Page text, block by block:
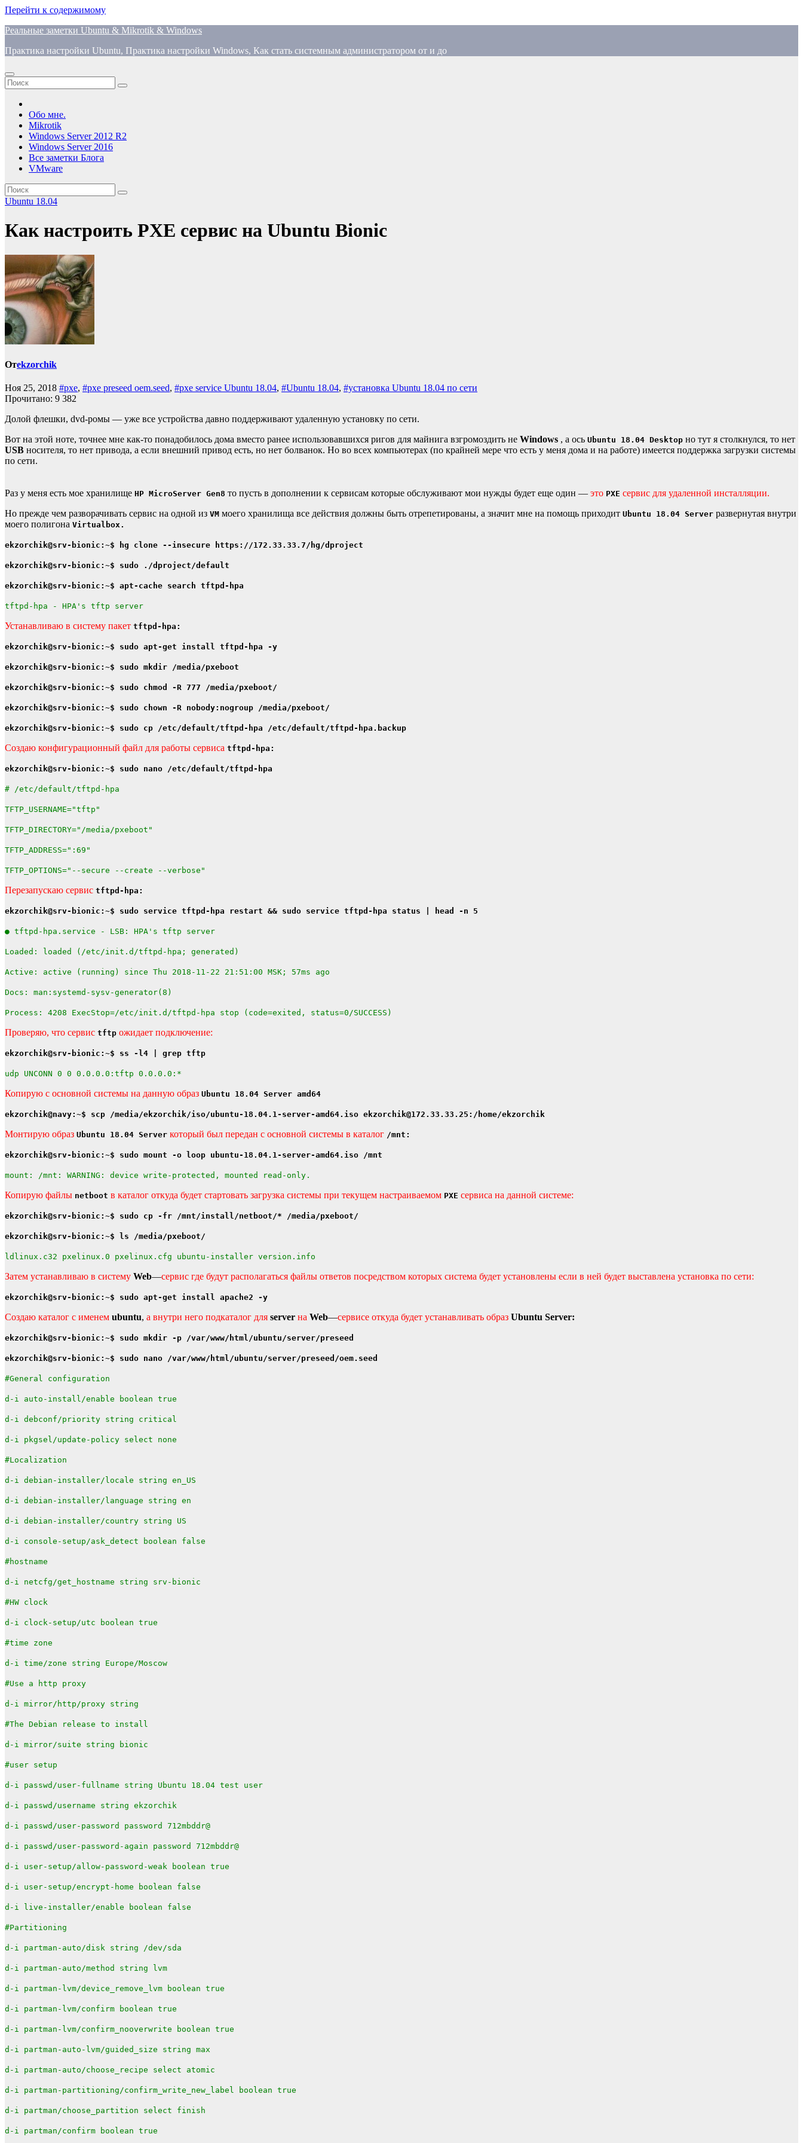
Перейти к содержимому
Реальные заметки Ubuntu & Mikrotik & Windows
Практика настройки Ubuntu, Практика настройки Windows, Как стать системным администратором от и до
Обо мне.
Mikrotik
Windows Server 2012 R2
Windows Server 2016
Все заметки Блога
VMware
Ubuntu 18.04
Как настроить PXE сервис на Ubuntu Bionic
Отekzorchik
Ноя 25, 2018 #pxe, #pxe preseed oem.seed, #pxe service Ubuntu 18.04, #Ubuntu 18.04, #установка Ubuntu 18.04 по сети
Прочитано: 9 382
Долой флешки, dvd-ромы — уже все устройства давно поддерживают удаленную установку по сети.
Вот на этой ноте, точнее мне как-то понадобилось дома вместо ранее использовавшихся ригов для майнига взгромоздить не Windows , а ось Ubuntu 18.04 Desktop но тут я столкнулся, то нет
USB носителя, то нет привода, а если внешний привод есть, но нет болванок. Но во всех компьютерах (по крайней мере что есть у меня дома и на работе) имеется поддержка загрузки системы
по сети.
Раз у меня есть мое хранилище HP MicroServer Gen8 то пусть в дополнении к сервисам которые обслуживают мои нужды будет еще один — это PXE сервис для удаленной инсталляции.
Но прежде чем разворачивать сервис на одной из VM моего хранилища все действия должны быть отрепетированы, а значит мне на помощь приходит Ubuntu 18.04 Server развернутая внутри
моего полигона Virtualbox.
ekzorchik@srv-bionic:~$ hg clone --insecure https://172.33.33.7/hg/dproject
ekzorchik@srv-bionic:~$ sudo ./dproject/default
ekzorchik@srv-bionic:~$ apt-cache search tftpd-hpa
tftpd-hpa - HPA's tftp server
Устанавливаю в систему пакет tftpd-hpa:
ekzorchik@srv-bionic:~$ sudo apt-get install tftpd-hpa -y
ekzorchik@srv-bionic:~$ sudo mkdir /media/pxeboot
ekzorchik@srv-bionic:~$ sudo chmod -R 777 /media/pxeboot/
ekzorchik@srv-bionic:~$ sudo chown -R nobody:nogroup /media/pxeboot/
ekzorchik@srv-bionic:~$ sudo cp /etc/default/tftpd-hpa /etc/default/tftpd-hpa.backup
Создаю конфигурационный файл для работы сервиса tftpd-hpa:
ekzorchik@srv-bionic:~$ sudo nano /etc/default/tftpd-hpa
# /etc/default/tftpd-hpa
TFTP_USERNAME="tftp"
TFTP_DIRECTORY="/media/pxeboot"
TFTP_ADDRESS=":69"
TFTP_OPTIONS="--secure --create --verbose"
Перезапускаю сервис tftpd-hpa:
ekzorchik@srv-bionic:~$ sudo service tftpd-hpa restart && sudo service tftpd-hpa status | head -n 5
● tftpd-hpa.service - LSB: HPA's tftp server
Loaded: loaded (/etc/init.d/tftpd-hpa; generated)
Active: active (running) since Thu 2018-11-22 21:51:00 MSK; 57ms ago
Docs: man:systemd-sysv-generator(8)
Process: 4208 ExecStop=/etc/init.d/tftpd-hpa stop (code=exited, status=0/SUCCESS)
Проверяю, что сервис tftp ожидает подключение:
ekzorchik@srv-bionic:~$ ss -l4 | grep tftp
udp UNCONN 0 0 0.0.0.0:tftp 0.0.0.0:*
Копирую с основной системы на данную образ Ubuntu 18.04 Server amd64
ekzorchik@navy:~$ scp /media/ekzorchik/iso/ubuntu-18.04.1-server-amd64.iso ekzorchik@172.33.33.25:/home/ekzorchik
Монтирую образ Ubuntu 18.04 Server который был передан с основной системы в каталог /mnt:
ekzorchik@srv-bionic:~$ sudo mount -o loop ubuntu-18.04.1-server-amd64.iso /mnt
mount: /mnt: WARNING: device write-protected, mounted read-only.
Копирую файлы netboot в каталог откуда будет стартовать загрузка системы при текущем настраиваемом PXE сервиса на данной системе:
ekzorchik@srv-bionic:~$ sudo cp -fr /mnt/install/netboot/* /media/pxeboot/
ekzorchik@srv-bionic:~$ ls /media/pxeboot/
ldlinux.c32 pxelinux.0 pxelinux.cfg ubuntu-installer version.info
Затем устанавливаю в систему Web—сервис где будут располагаться файлы ответов посредством которых система будет установлены если в ней будет выставлена установка по сети:
ekzorchik@srv-bionic:~$ sudo apt-get install apache2 -y
Создаю каталог с именем ubuntu, а внутри него подкаталог для server на Web—сервисе откуда будет устанавливать образ Ubuntu Server:
ekzorchik@srv-bionic:~$ sudo mkdir -p /var/www/html/ubuntu/server/preseed
ekzorchik@srv-bionic:~$ sudo nano /var/www/html/ubuntu/server/preseed/oem.seed
#General configuration
d-i auto-install/enable boolean true
d-i debconf/priority string critical
d-i pkgsel/update-policy select none
#Localization
d-i debian-installer/locale string en_US
d-i debian-installer/language string en
d-i debian-installer/country string US
d-i console-setup/ask_detect boolean false
#hostname
d-i netcfg/get_hostname string srv-bionic
#HW clock
d-i clock-setup/utc boolean true
#time zone
d-i time/zone string Europe/Moscow
#Use a http proxy
d-i mirror/http/proxy string
#The Debian release to install
d-i mirror/suite string bionic
#user setup
d-i passwd/user-fullname string Ubuntu 18.04 test user
d-i passwd/username string ekzorchik
d-i passwd/user-password password 712mbddr@
d-i passwd/user-password-again password 712mbddr@
d-i user-setup/allow-password-weak boolean true
d-i user-setup/encrypt-home boolean false
d-i live-installer/enable boolean false
#Partitioning
d-i partman-auto/disk string /dev/sda
d-i partman-auto/method string lvm
d-i partman-lvm/device_remove_lvm boolean true
d-i partman-lvm/confirm boolean true
d-i partman-lvm/confirm_nooverwrite boolean true
d-i partman-auto-lvm/guided_size string max
d-i partman-auto/choose_recipe select atomic
d-i partman-partitioning/confirm_write_new_label boolean true
d-i partman/choose_partition select finish
d-i partman/confirm boolean true